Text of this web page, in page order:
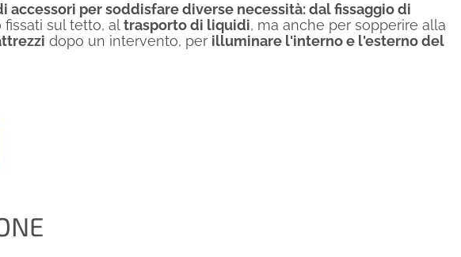
accessori per soddisfare diverse necessità: dal fissaggio di
sul tetto, altrasporto di liquidi, ma anche per sopperire alla
dopo un intervento, per illuminare l'interno e l'esterno del